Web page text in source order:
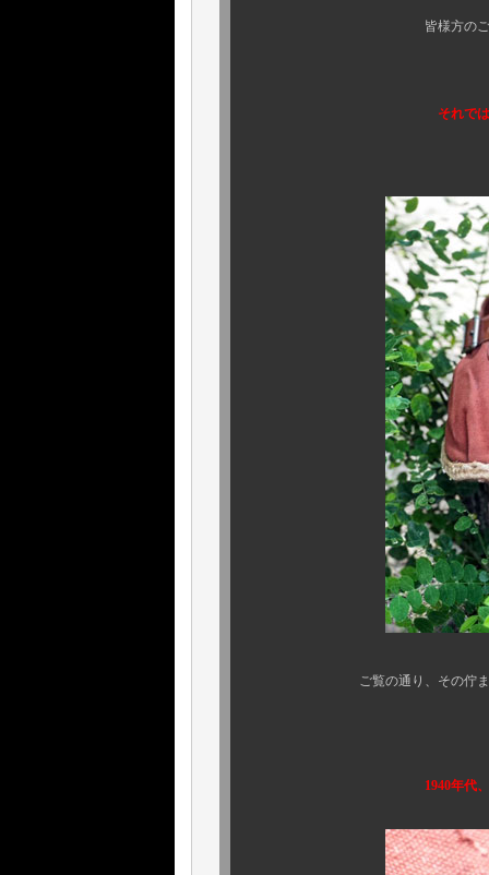
皆様方のご記憶に
それでは
ご覧の通り、その佇まいは皆
1940年代、ＷＷⅡ期頃の